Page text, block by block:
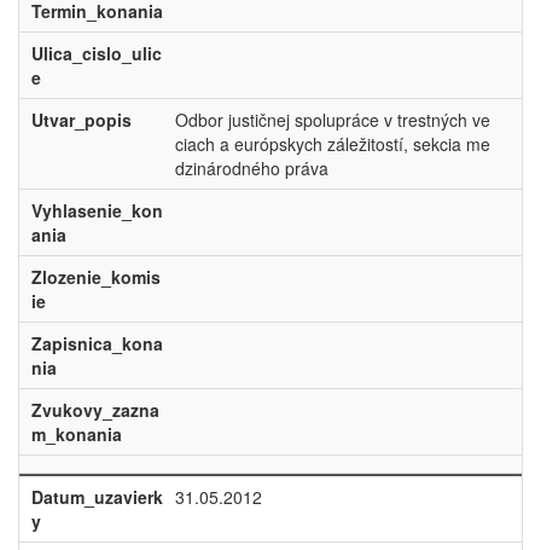
Termin_konania
Ulica_cislo_ulic
e
Utvar_popis
Odbor justičnej spolupráce v trestných ve
ciach a európskych záležitostí, sekcia me
dzinárodného práva
Vyhlasenie_kon
ania
Zlozenie_komis
ie
Zapisnica_kona
nia
Zvukovy_zazna
m_konania
Datum_uzavierk
y
31.05.2012